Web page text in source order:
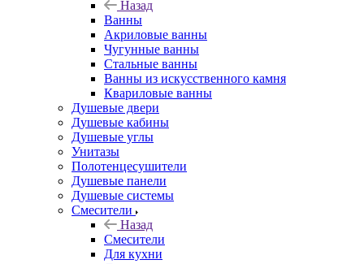
Назад
Ванны
Акриловые ванны
Чугунные ванны
Стальные ванны
Ванны из искусственного камня
Квариловые ванны
Душевые двери
Душевые кабины
Душевые углы
Унитазы
Полотенцесушители
Душевые панели
Душевые системы
Смесители
Назад
Смесители
Для кухни